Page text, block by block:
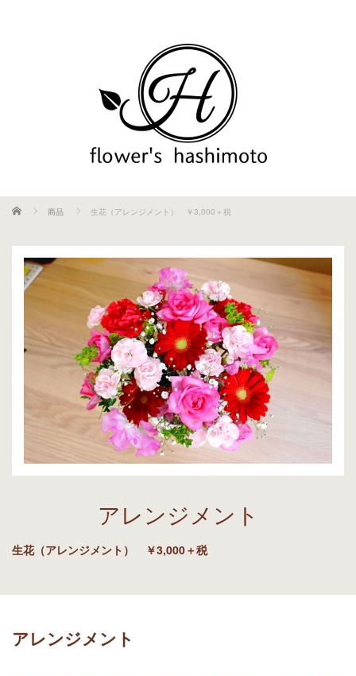
ホーム 商品 生花（アレンジメント） ￥3,000＋税
アレンジメント
生花（アレンジメント） ￥3,000＋税
アレンジメント